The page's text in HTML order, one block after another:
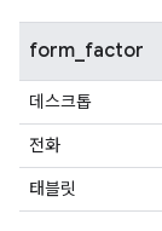
form_factor
데스크톱
전화
태블릿